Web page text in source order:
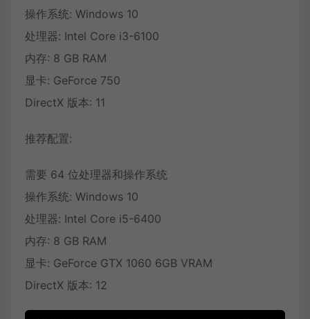
操作系统: Windows 10
处理器: Intel Core i3-6100
内存: 8 GB RAM
显卡: GeForce 750
DirectX 版本: 11
推荐配置:
需要 64 位处理器和操作系统
操作系统: Windows 10
处理器: Intel Core i5-6400
内存: 8 GB RAM
显卡: GeForce GTX 1060 6GB VRAM
DirectX 版本: 12